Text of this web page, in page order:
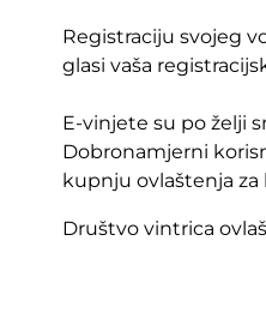
Registraciju svojeg
glasi vaša
E-vinjete su po želji
Dobronamjerni
kupnju ovlaštenja
Društvo vintrica